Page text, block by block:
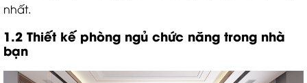
nhất.
1.2 Thiết kế phòng ngủ chức năng trong nhà
bạn